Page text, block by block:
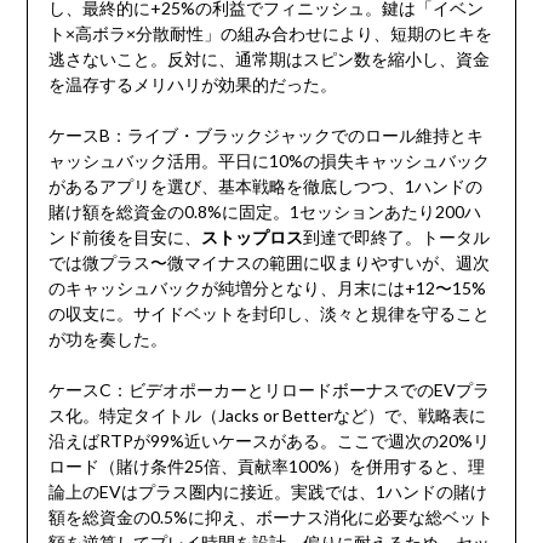
し、最終的に+25%の利益でフィニッシュ。鍵は「イベン
ト×高ボラ×分散耐性」の組み合わせにより、短期のヒキを
逃さないこと。反対に、通常期はスピン数を縮小し、資金
を温存するメリハリが効果的だった。
ケースB：ライブ・ブラックジャックでのロール維持とキ
ャッシュバック活用。平日に10%の損失キャッシュバック
があるアプリを選び、基本戦略を徹底しつつ、1ハンドの
賭け額を総資金の0.8%に固定。1セッションあたり200ハ
ンド前後を目安に、
ストップロス到達で即終了。トータル
では微プラス〜微マイナスの範囲に収まりやすいが、週次
のキャッシュバックが純増分となり、月末には+12〜15%
の収支に。サイドベットを封印し、淡々と規律を守ること
が功を奏した。
ケースC：ビデオポーカーとリロードボーナスでのEVプラ
ス化。特定タイトル（Jacks or Betterなど）で、戦略表に
沿えばRTPが99%近いケースがある。ここで週次の20%リ
ロード（賭け条件25倍、貢献率100%）を併用すると、理
論上のEVはプラス圏内に接近。実践では、1ハンドの賭け
額を総資金の0.5%に抑え、ボーナス消化に必要な総ベット